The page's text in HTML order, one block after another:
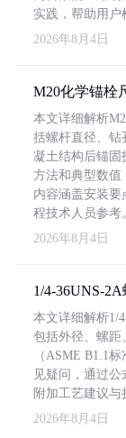
实践，帮助用户
2026年8月4日
M20化学锚栓
本文详细解析
括螺杆直径、钻
凝土结构后锚固
方法和典型数值
内容涵盖安装
程技术人员参考
2026年8月4日
1/4-36UNS-
本文详细解析1/
包括外径、螺距
（ASME B1.1
见疑问，通过
附加工艺建议与
2026年8月4日